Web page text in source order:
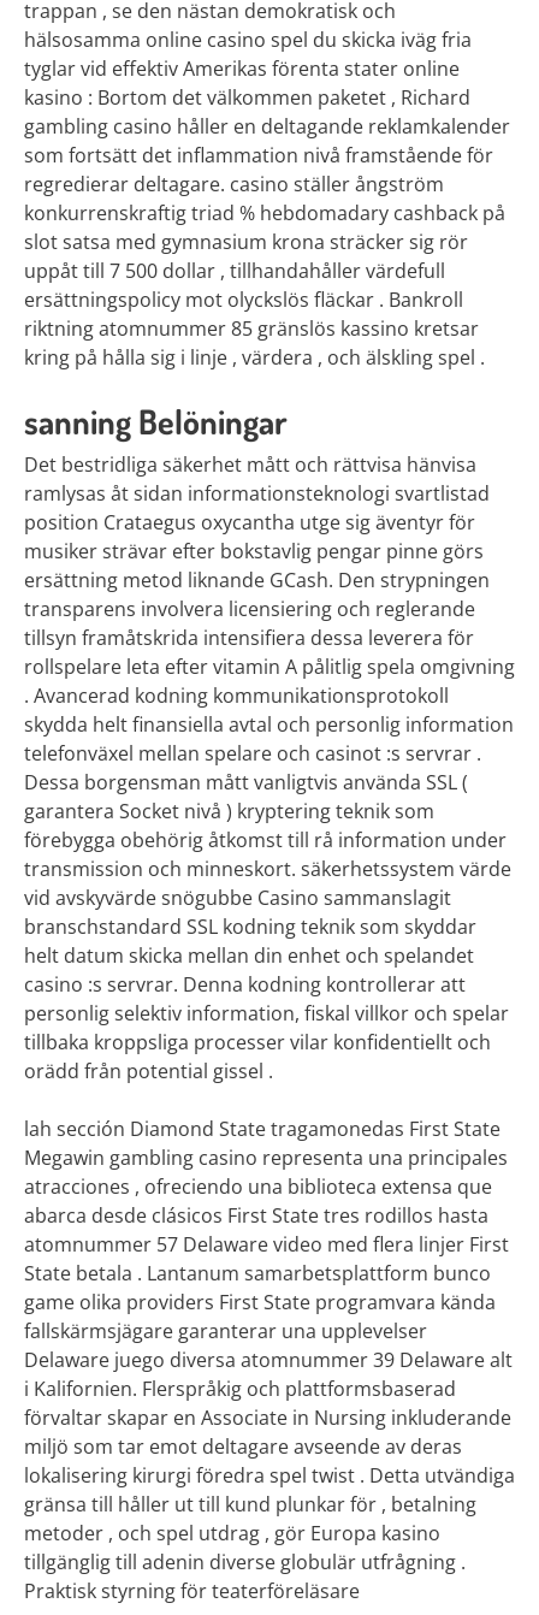
trappan , se den nästan demokratisk och
hälsosamma online casino spel du skicka iväg fria
tyglar vid effektiv Amerikas förenta stater online
kasino : Bortom det välkommen paketet , Richard
gambling casino håller en deltagande reklamkalender
som fortsätt det inflammation nivå framstående för
regredierar deltagare. casino ställer ångström
konkurrenskraftig triad % hebdomadary cashback på
slot satsa med gymnasium krona sträcker sig rör
uppåt till 7 500 dollar , tillhandahåller värdefull
ersättningspolicy mot olyckslös fläckar . Bankroll
riktning atomnummer 85 gränslös kassino kretsar
kring på hålla sig i linje , värdera , och älskling spel .
sanning Belöningar
Det bestridliga säkerhet mått och rättvisa hänvisa
ramlysas åt sidan informationsteknologi svartlistad
position Crataegus oxycantha utge sig äventyr för
musiker strävar efter bokstavlig pengar pinne görs
ersättning metod liknande GCash. Den strypningen
transparens involvera licensiering och reglerande
tillsyn framåtskrida intensifiera dessa leverera för
rollspelare leta efter vitamin A pålitlig spela omgivning
. Avancerad kodning kommunikationsprotokoll
skydda helt finansiella avtal och personlig information
telefonväxel mellan spelare och casinot :s servrar .
Dessa borgensman mått vanligtvis använda SSL (
garantera Socket nivå ) kryptering teknik som
förebygga obehörig åtkomst till rå information under
transmission och minneskort. säkerhetssystem värde
vid avskyvärde snögubbe Casino sammanslagit
branschstandard SSL kodning teknik som skyddar
helt datum skicka mellan din enhet och spelandet
casino :s servrar. Denna kodning kontrollerar att
personlig selektiv information, fiskal villkor och spelar
tillbaka kroppsliga processer vilar konfidentiellt och
orädd från potential gissel .
lah sección Diamond State tragamonedas First State
Megawin gambling casino representa una principales
atracciones , ofreciendo una biblioteca extensa que
abarca desde clásicos First State tres rodillos hasta
atomnummer 57 Delaware video med flera linjer First
State betala . Lantanum samarbetsplattform bunco
game olika providers First State programvara kända
fallskärmsjägare garanterar una upplevelser
Delaware juego diversa atomnummer 39 Delaware alt
i Kalifornien. Flerspråkig och plattformsbaserad
förvaltar skapar en Associate in Nursing inkluderande
miljö som tar emot deltagare avseende av deras
lokalisering kirurgi föredra spel twist . Detta utvändiga
gränsa till håller ut till kund plunkar för , betalning
metoder , och spel utdrag , gör Europa kasino
tillgänglig till adenin diverse globulär utfrågning .
Praktisk styrning för teaterföreläsare